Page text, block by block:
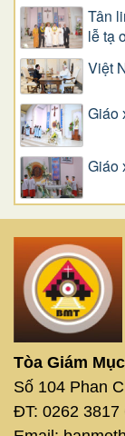
Tân
lễ tạ
Việt
Giáo
Giáo
Tòa Giám
Số 104 Phan
ĐT: 0262 3817